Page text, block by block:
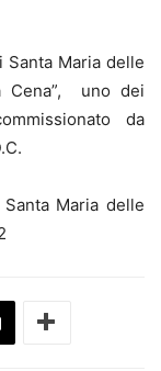
Maria delle
Cena”, uno dei
da
Maria delle